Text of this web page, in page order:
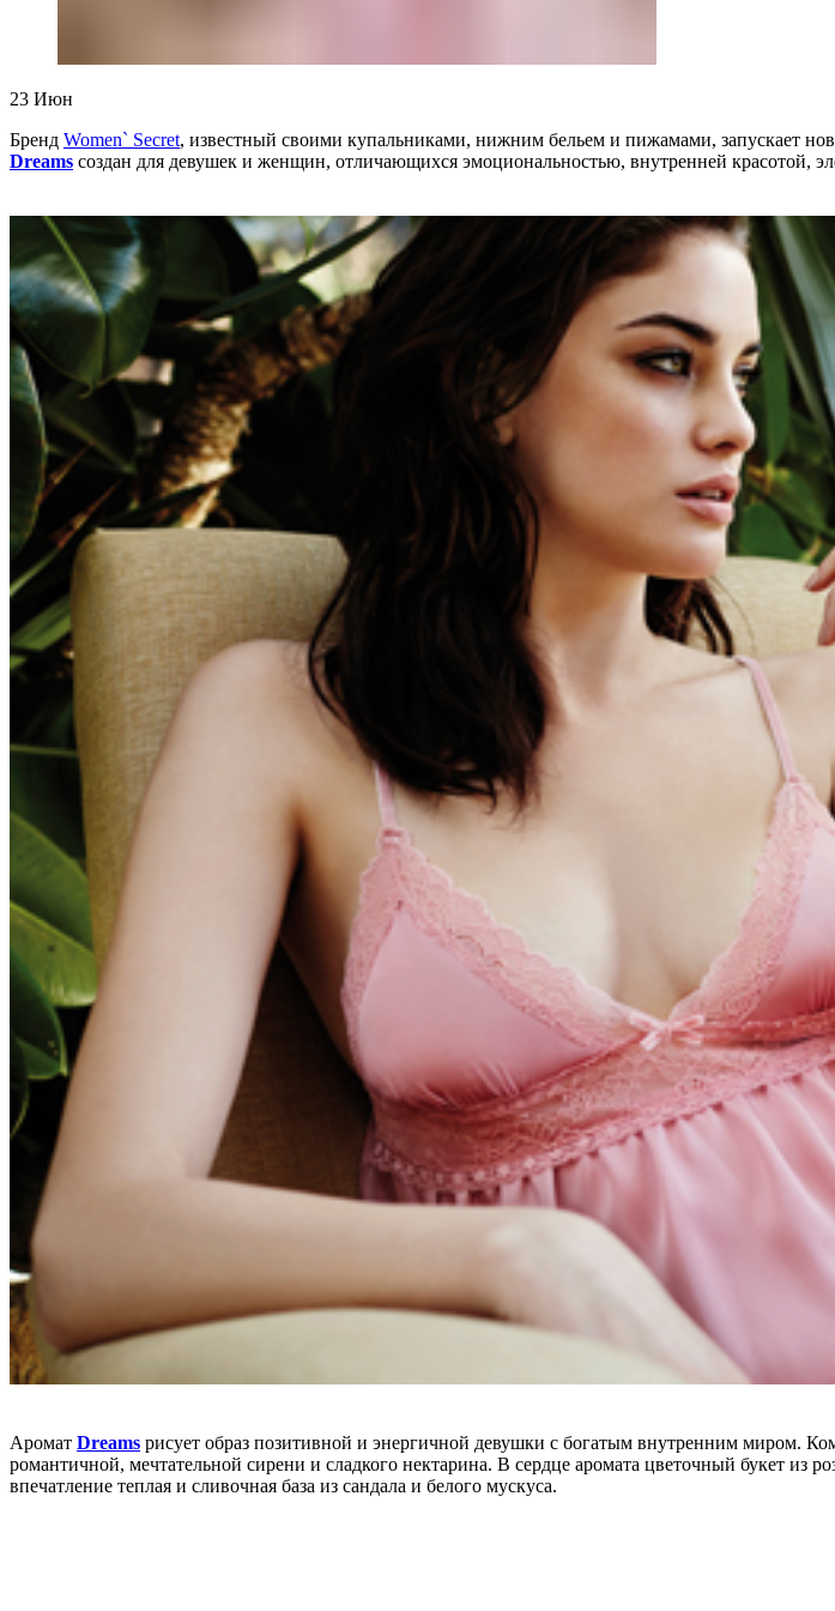
23 Июн
Бренд Women` Secret, известный своими купальниками, нижним бельем и пижамами, запускает
Dreams создан для девушек и женщин, отличающихся эмоциональностью, внутренней красотой,
Аромат Dreams рисует образ позитивной и энергичной девушки с богатым внутренним миром.
романтичной, мечтательной сирени и сладкого нектарина. В сердце аромата цветочный букет из
впечатление теплая и сливочная база из сандала и белого мускуса.